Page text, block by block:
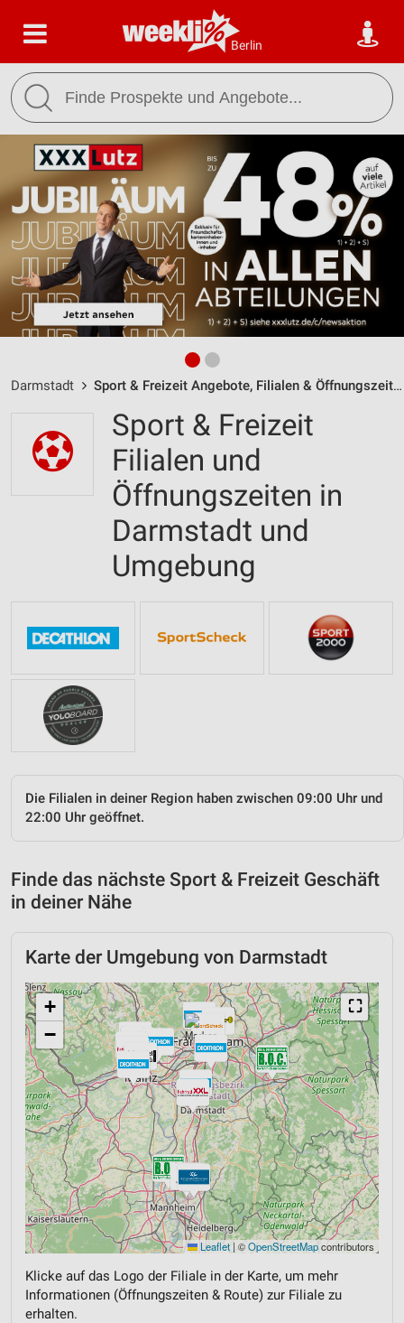
Berlin
Darmstadt Sport & Freizeit Angebote, Filialen & Öffnungszeiten
Sport & Freizeit
Filialen und
Öffnungszeiten in
Darmstadt und
Umgebung
Die Filialen in deiner Region haben zwischen 09:00 Uhr und
22:00 Uhr geöffnet.
Finde das nächste Sport & Freizeit Geschäft
in deiner Nähe
Karte der Umgebung von Darmstadt
⛶
+
−
Leaflet | ©OpenStreetMapcontributors
Klicke auf das Logo der Filiale in der Karte, um mehr
Informationen (Öffnungszeiten & Route) zur Filiale zu
erhalten.